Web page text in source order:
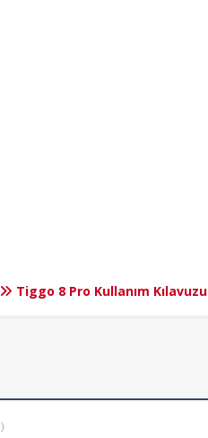
Tiggo 8 Pro Kullanım Kılavuzu
.)